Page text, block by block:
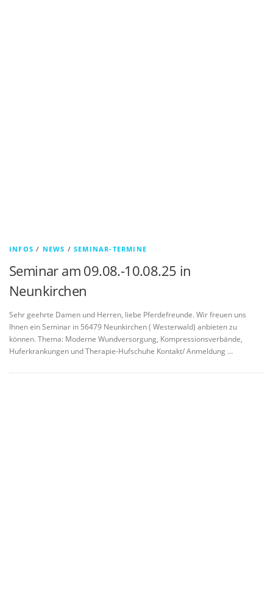
INFOS / NEWS /SEMINAR-TERMINE
Seminar am 09.08.-10.08.25 in
Neunkirchen
Sehr geehrte Damen und Herren, liebe Pferdefreunde. Wir freuen uns
Ihnen ein Seminar in 56479 Neunkirchen ( Westerwald) anbieten zu
können. Thema: Moderne Wundversorgung, Kompressionsverbände,
Huferkrankungen und Therapie-Hufschuhe Kontakt/ Anmeldung …